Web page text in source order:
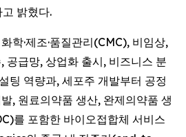
밝혔다.
학·제조·품질관리(CMC), 비임상,
공급망, 상업화 출시, 비즈니스 분
팅 역량과, 세포주 개발부터 공정
, 원료의약품 생산, 완제의약품 생
를 포함한 바이오접합체 서비스